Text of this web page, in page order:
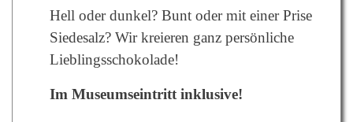
Hell oder dunkel? Bunt oder mit einer Prise
Siedesalz? Wir kreieren ganz persönliche
Lieblingsschokolade!
Im Museumseintritt inklusive!